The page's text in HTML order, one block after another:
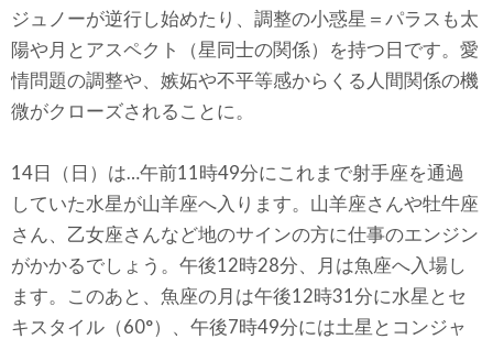
ジュノーが逆行し始めたり、調整の小惑星＝パラスも太
陽や月とアスペクト（星同士の関係）を持つ日です。愛
情問題の調整や、嫉妬や不平等感からくる人間関係の機
微がクローズされることに。
14日（日）は…午前11時49分にこれまで射手座を通過
していた水星が山羊座へ入ります。山羊座さんや牡牛座
さん、乙女座さんなど地のサインの方に仕事のエンジン
がかかるでしょう。午後12時28分、月は魚座へ入場し
ます。このあと、魚座の月は午後12時31分に水星とセ
キスタイル（60°）、午後7時49分には土星とコンジャ